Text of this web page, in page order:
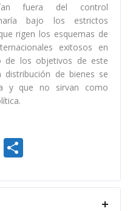
fuera del control
bajo los estrictos
rigen los esquemas de
exitosos en
de los objetivos de este
de bienes se
y que no sirvan como
Email